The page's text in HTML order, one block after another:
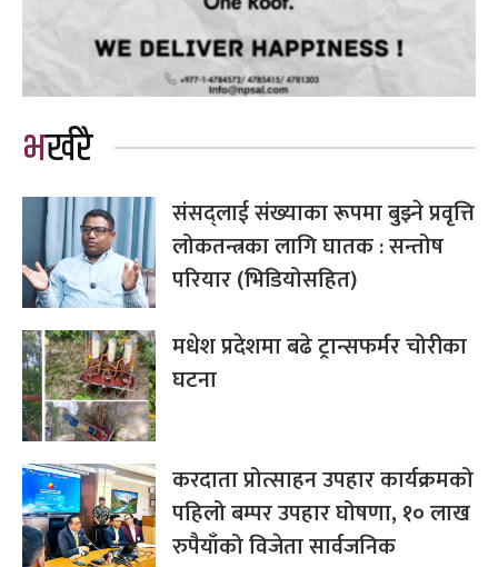
भर्खरै
संसद्लाई संख्याका रूपमा बुझ्ने प्रवृत्ति
लोकतन्त्रका लागि घातक : सन्तोष
परियार (भिडियोसहित)
मधेश प्रदेशमा बढे ट्रान्सफर्मर चोरीका
घटना
करदाता प्रोत्साहन उपहार कार्यक्रमको
पहिलो बम्पर उपहार घोषणा, १० लाख
रुपैयाँको विजेता सार्वजनिक